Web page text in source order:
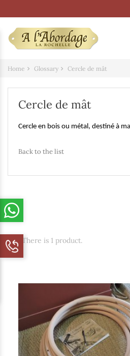
Home Glossary Cercle de mât
Cercle de mât
Cercle en bois ou métal, destiné à
Back to the list
There is 1 product.